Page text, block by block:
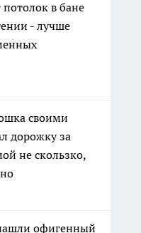
в бане
- лучше
своими
дорожку за
не скользко,
офигенный